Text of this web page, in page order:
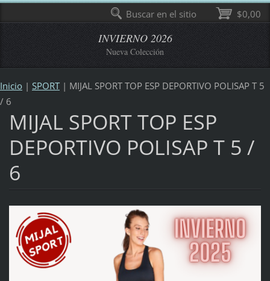
INVIERNO 2026
Nueva Colección
Inicio | SPORT | MIJAL SPORT TOP ESP DEPORTIVO POLISAP T 5
/ 6
MIJAL SPORT TOP ESP
DEPORTIVO POLISAP T 5 /
6
$0,00
Buscar en el sitio